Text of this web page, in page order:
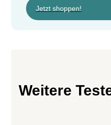
Jetzt shoppen!
Weitere